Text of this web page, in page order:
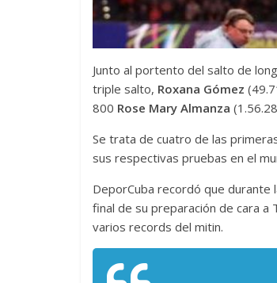
Junto al portento del salto de
triple salto, Roxana Gómez
800 Rose Mary Almanza
Se trata de cuatro de las
sus respectivas pruebas en el
DeporCuba recordó que durante
final de su preparación de cara
varios records del mitin.